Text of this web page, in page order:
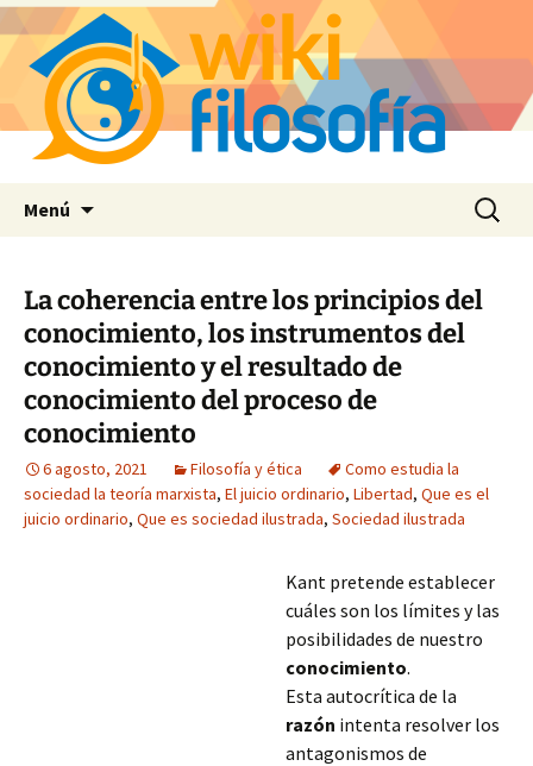
Menú Buscar:
La coherencia entre los principios del
conocimiento, los instrumentos del
conocimiento y el resultado de
conocimiento del proceso de
conocimiento
6 agosto, 2021 Filosofía y ética
Como estudia la
sociedad la teoría marxista, El juicio ordinario, Libertad, Que es el
juicio ordinario, Que es sociedad ilustrada, Sociedad ilustrada
Kant pretende establecer
cuáles son los límites y las
posibilidades de nuestro
conocimiento.
Esta autocrítica de la
razón intenta resolver los
antagonismos de